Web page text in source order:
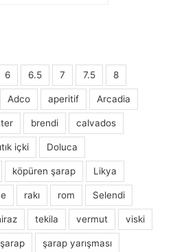
6 6.5 7 7.5 8
Adco aperitif Arcadia
brendi calvados
içki Doluca
köpüren şarap Likya
rakı rom Selendi
tekila vermut viski
şarap şarap yarışması